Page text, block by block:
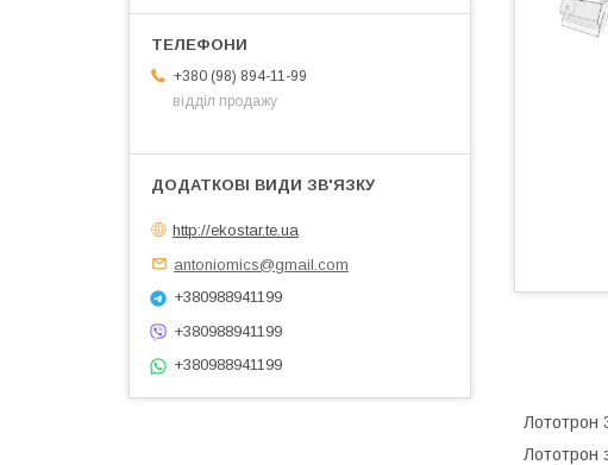
Лототрон
Лототрон
+380 (98) 894-11-99
відділ продажу
http://ekostar.te.ua
antoniomics@gmail.com
+380988941199
+380988941199
+380988941199